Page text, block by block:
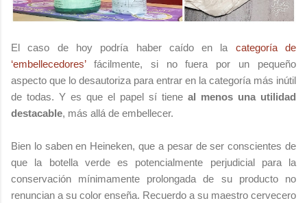
El caso de hoy podría haber caído en la categoría de
‘embellecedores’fácilmente, si no fuera por un pequeño
aspecto que lo desautoriza para entrar en la categoría más inútil
de todas. Y es que el papel sí tiene al menos una utilidad
destacable, más allá de embellecer.
Bien lo saben en Heineken, que a pesar de ser conscientes de
que la botella verde es potencialmente perjudicial para la
conservación mínimamente prolongada de su producto no
renuncian a su color enseña. Recuerdo a su maestro cervecero